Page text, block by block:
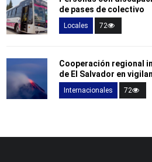
de pases de colectivo
Locales 72
Cooperación regional
de El Salvador en
Internacionales 72